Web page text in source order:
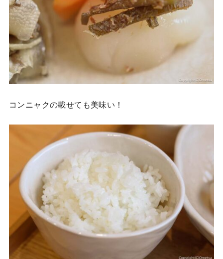
コンニャクの載せても美味い！